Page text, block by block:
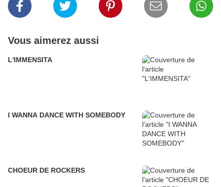
Vous aimerez aussi
L'IMMENSITA
I WANNA DANCE WITH SOMEBODY
CHOEUR DE ROCKERS